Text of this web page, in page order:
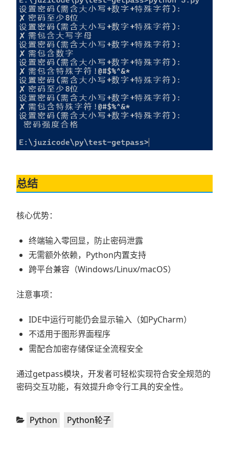
总结
核心优势：
终端输入零回显，防止密码泄露
无需额外依赖，Python内置支持
跨平台兼容（Windows/Linux/macOS）
注意事项：
IDE中运行可能仍会显示输入（如PyCharm）
不适用于图形界面程序
需配合加密存储保证全流程安全
通过getpass模块，开发者可轻松实现符合安全规范的
密码交互功能，有效提升命令行工具的安全性。
分
Python Python轮子